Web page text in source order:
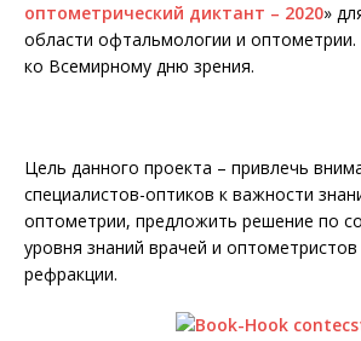
оптометрический диктант – 2020»
области офтальмологии и оптометрии.
ко Всемирному дню зрения.
Цель данного проекта – привлечь
специалистов-оптиков к важности
оптометрии, предложить решение по
уровня знаний врачей и
рефракции.